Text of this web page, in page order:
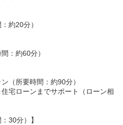
約20分）
：約60分）
（所要時間：約90分）
宅ローンまでサポート（ローン相
30分）】